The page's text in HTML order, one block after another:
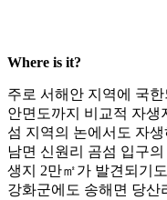
Where is it?
주로 서해안 지역에 국
안면도까지 비교적 자생
섬 지역의 논에서도 자
남면 신원리 곰섬 입구
생지 2만㎡가 발견되기
강화군에도 송해면 당산